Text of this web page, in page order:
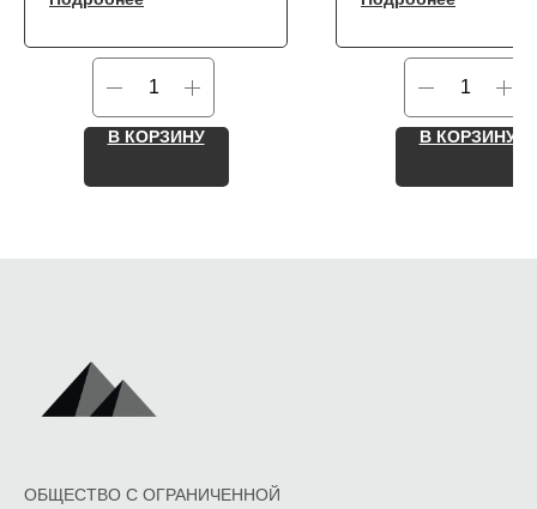
В КОРЗИНУ В КОРЗИНУ
ОБЩЕСТВО С ОГРАНИЧЕННОЙ